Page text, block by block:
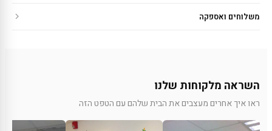
משלוחים ואספקה
השראה מלקוחות שלנו
ראו איך אחרים מעצבים את הבית שלהם עם הטפט הזה